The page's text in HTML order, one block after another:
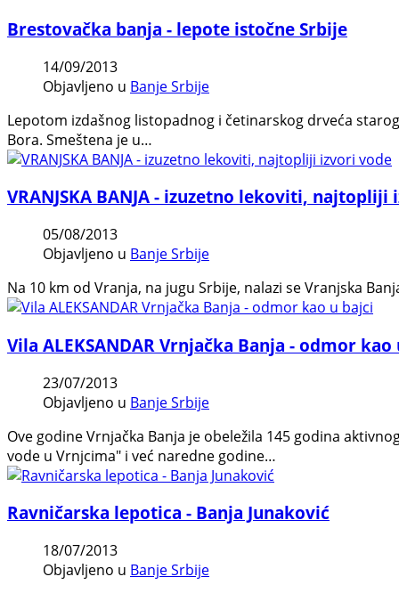
Brestovačka banja - lepote istočne Srbije
14/09/2013
Objavljeno u Banje Srbije
Lepotom izdašnog listopadnog i četinarskog drveća
Bora. Smeštena je u…
VRANJSKA BANJA - izuzetno lekoviti, najtopliji
05/08/2013
Objavljeno u Banje Srbije
Na 10 km od Vranja, na jugu Srbije, nalazi se Vranjska
Vila ALEKSANDAR Vrnjačka Banja - odmor kao
23/07/2013
Objavljeno u Banje Srbije
Ove godine Vrnjačka Banja je obeležila 145 godina
vode u Vrnjcima" i već naredne godine…
Ravničarska lepotica - Banja Junaković
18/07/2013
Objavljeno u Banje Srbije